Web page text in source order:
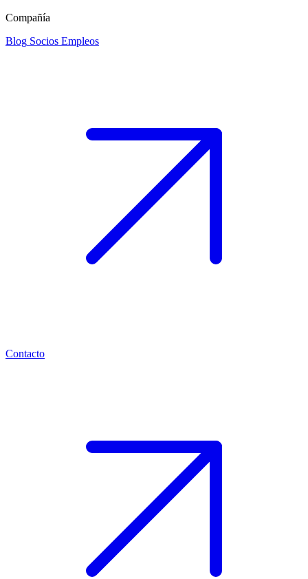
Compañía
Blog Socios Empleos
Contacto